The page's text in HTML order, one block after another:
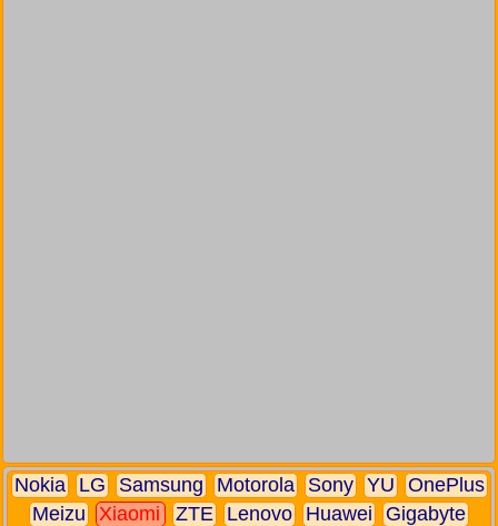
Nokia LG Samsung Motorola Sony YU
OnePlus
Meizu
Xiaomi ZTE Lenovo Huawei
Gigabyte